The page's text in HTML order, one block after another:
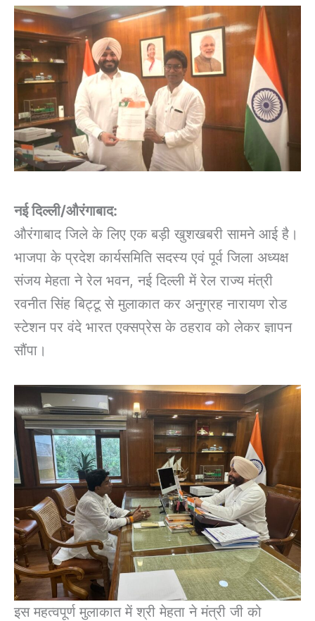
नई दिल्ली/औरंगाबाद:
औरंगाबाद जिले के लिए एक बड़ी खुशखबरी सामने आई है।
भाजपा के प्रदेश कार्यसमिति सदस्य एवं पूर्व जिला अध्यक्ष
संजय मेहता ने रेल भवन, नई दिल्ली में रेल राज्य मंत्री
रवनीत सिंह बिट्टू से मुलाकात कर अनुग्रह नारायण रोड
स्टेशन पर वंदे भारत एक्सप्रेस के ठहराव को लेकर ज्ञापन
सौंपा।
इस महत्वपूर्ण मुलाकात में श्री मेहता ने मंत्री जी को